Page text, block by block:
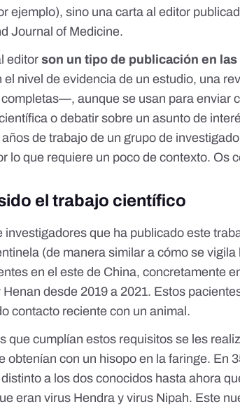
ejemplo), sino unacarta al editor
Journal of Medicine.
editorson un tipo de publicación en
el nivel de evidencia de un estudio, una
aunque se usan para enviar
o debatir sobre un asunto de
de trabajo de un grupo de
lo que requiere un poco de contexto. Os
el trabajo científico
investigadores que ha publicado este
(de manera similar a cómo se
en el este de China, concretamente
Henan desde 2019 a 2021. Estos
contacto reciente con un animal.
que cumplían estos requisitos se les
obtenían con un hisopo en la faringe. En
a los dos conocidos hasta ahora
eranvirus Hendra yvirus Nipah. Este